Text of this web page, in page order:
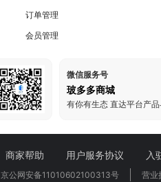
订单管理
会员管理
微信服务号
玻多多商城
有你有生态 直达平台产
商家帮助 用户服务协议 入
京公网安备11010602100313号 营业